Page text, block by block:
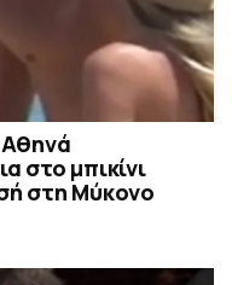
Αθηνά
στο μπικίνι
στη Μύκονο